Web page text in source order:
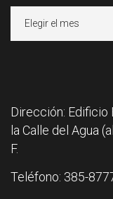
Dirección: Edificio
la Calle del Agua
F.
Teléfono: 385-